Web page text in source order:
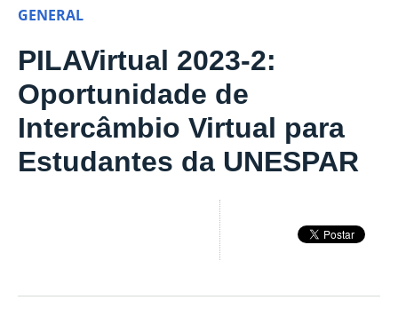
GENERAL
PILAVirtual 2023-2:
Oportunidade de
Intercâmbio Virtual para
Estudantes da UNESPAR